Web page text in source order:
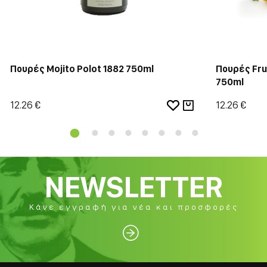
Πουρές Mojito Polot 1882 750ml
12.26 €
Πουρές
750ml
12.26 €
NEWSLETTER
Κάνε εγγραφή για νέα και προσφορές
